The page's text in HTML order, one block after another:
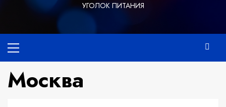
УГОЛОК ПИТАНИЯ
меню
Москва